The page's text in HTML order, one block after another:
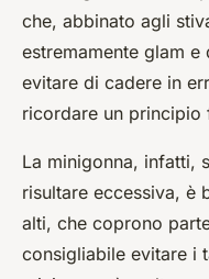
che, abbinato agli
estremamente glam
evitare di cadere in
ricordare un principio
La minigonna, infatti,
risultare eccessiva, è
alti, che coprono
consigliabile evitare i